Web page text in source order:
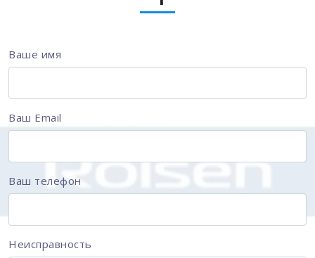
Ваше имя
Ваш Email
Ваш телефон
Неисправность